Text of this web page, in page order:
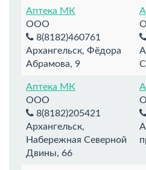
Аптека МК
ООО
8(8182)460761
Архангельск, Фёдора
Абрамова, 9
Аптека МК
ООО
8(8182)205421
Архангельск,
Набережная Северной
Двины, 66